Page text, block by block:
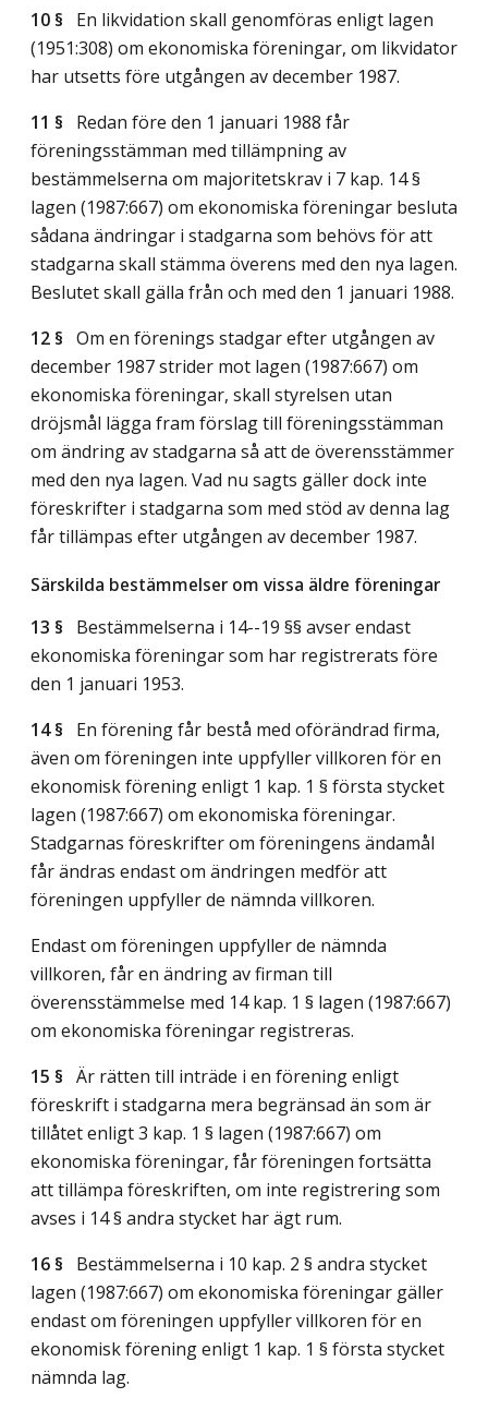
10 § En likvidation skall genomföras enligt lagen
(1951:308) om ekonomiska föreningar, om likvidator
har utsetts före utgången av december 1987.
11 § Redan före den 1 januari 1988 får
föreningsstämman med tillämpning av
bestämmelserna om majoritetskrav i 7 kap. 14 §
lagen (1987:667) om ekonomiska föreningar besluta
sådana ändringar i stadgarna som behövs för att
stadgarna skall stämma överens med den nya lagen.
Beslutet skall gälla från och med den 1 januari 1988.
12 § Om en förenings stadgar efter utgången av
december 1987 strider mot lagen (1987:667) om
ekonomiska föreningar, skall styrelsen utan
dröjsmål lägga fram förslag till föreningsstämman
om ändring av stadgarna så att de överensstämmer
med den nya lagen. Vad nu sagts gäller dock inte
föreskrifter i stadgarna som med stöd av denna lag
får tillämpas efter utgången av december 1987.
Särskilda bestämmelser om vissa äldre föreningar
13 § Bestämmelserna i 14--19 §§ avser endast
ekonomiska föreningar som har registrerats före
den 1 januari 1953.
14 § En förening får bestå med oförändrad firma,
även om föreningen inte uppfyller villkoren för en
ekonomisk förening enligt 1 kap. 1 § första stycket
lagen (1987:667) om ekonomiska föreningar.
Stadgarnas föreskrifter om föreningens ändamål
får ändras endast om ändringen medför att
föreningen uppfyller de nämnda villkoren.
Endast om föreningen uppfyller de nämnda
villkoren, får en ändring av firman till
överensstämmelse med 14 kap. 1 § lagen (1987:667)
om ekonomiska föreningar registreras.
15 § Är rätten till inträde i en förening enligt
föreskrift i stadgarna mera begränsad än som är
tillåtet enligt 3 kap. 1 § lagen (1987:667) om
ekonomiska föreningar, får föreningen fortsätta
att tillämpa föreskriften, om inte registrering som
avses i 14 § andra stycket har ägt rum.
16 § Bestämmelserna i 10 kap. 2 § andra stycket
lagen (1987:667) om ekonomiska föreningar gäller
endast om föreningen uppfyller villkoren för en
ekonomisk förening enligt 1 kap. 1 § första stycket
nämnda lag.